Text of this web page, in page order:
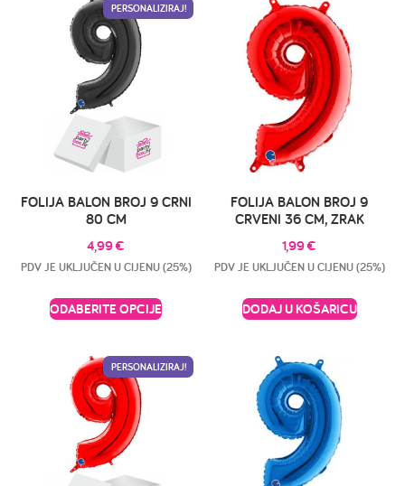
PERSONALIZIRAJ!
FOLIJA BALON BROJ 9 CRNI
80 CM
4,99€
PDV JE UKLJUČEN U CIJENU (25%)
ODABERITE OPCIJE
FOLIJA BALON BROJ 9
CRVENI 36 CM, ZRAK
1,99€
PDV JE UKLJUČEN U CIJENU (25%)
DODAJ U KOŠARICU
PERSONALIZIRAJ!